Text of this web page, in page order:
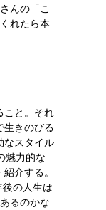
んの「こ
れたら本
こと。それ
生きのびる
なスタイル
魅力的な
介する。
の人生は
るのかな